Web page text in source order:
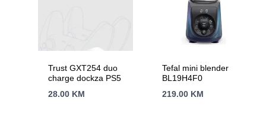
Trust GXT254 duo
charge dockza PS5
28.00 KM
Tefal mini blender
BL19H4F0
219.00 KM